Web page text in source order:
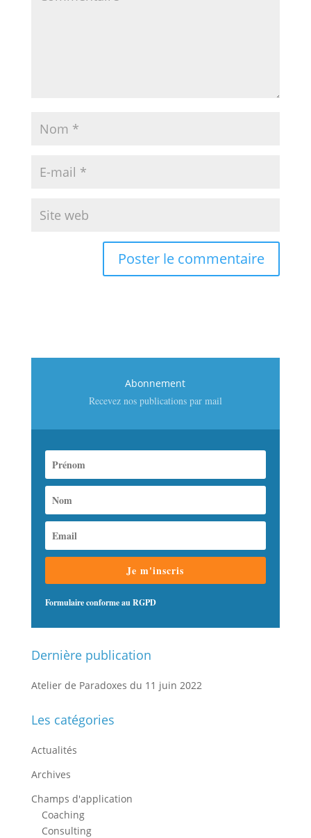
Abonnement
Recevez nos publications par mail
Je m'inscris
Formulaire conforme au RGPD
Dernière publication
Atelier de Paradoxes du 11 juin 2022
Les catégories
Actualités
Archives
Champs d'application
Coaching
Consulting